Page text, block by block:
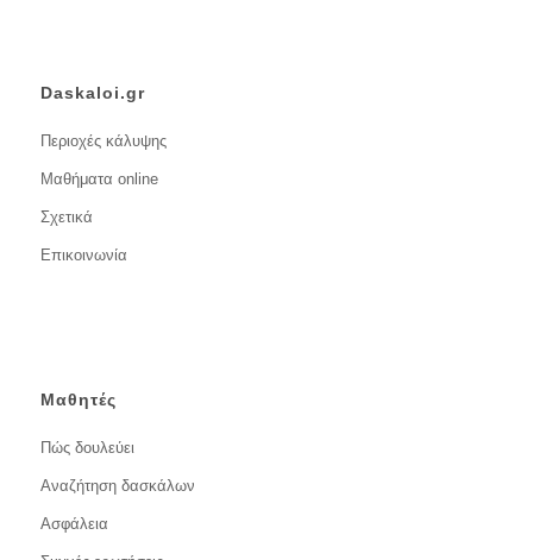
Daskaloi.gr
Περιοχές κάλυψης
Μαθήματα online
Σχετικά
Επικοινωνία
Μαθητές
Πώς δουλεύει
Αναζήτηση δασκάλων
Ασφάλεια